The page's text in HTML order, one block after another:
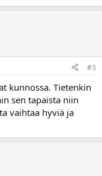
#3
kunnossa. Tietenkin
sen tapaista niin
vaihtaa hyviä ja